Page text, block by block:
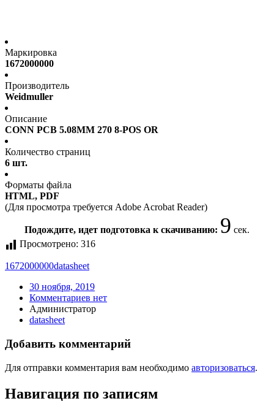
Маркировка
1672000000
Производитель
Weidmuller
Описание
CONN PCB 5.08MM 270 8-POS OR
Количество страниц
6 шт.
Форматы файла
HTML, PDF
(Для просмотра требуется Adobe Acrobat Reader)
Подождите, идет подготовка к скачиванию: 9 сек.
Просмотрено: 316
1672000000datasheet
30 ноября, 2019
Комментариев нет
Администратор
datasheet
Добавить комментарий
Для отправки комментария вам необходимо авторизоваться.
Навигация по записям